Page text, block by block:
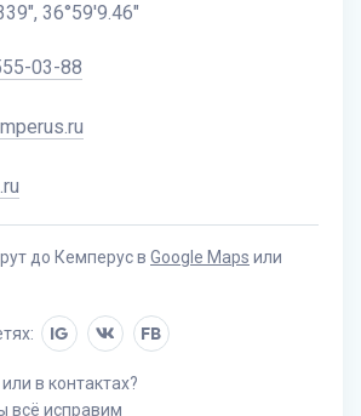
36°59'9.46"
03-88
до Кемперус в Google Maps или
IG FB
в контактах?
всё исправим